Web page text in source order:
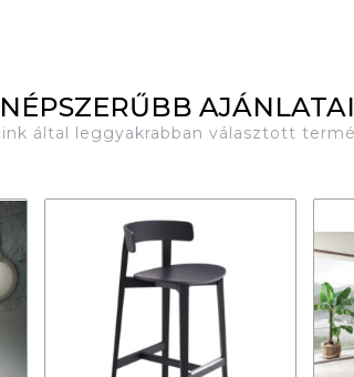
által leggyakrabban választott